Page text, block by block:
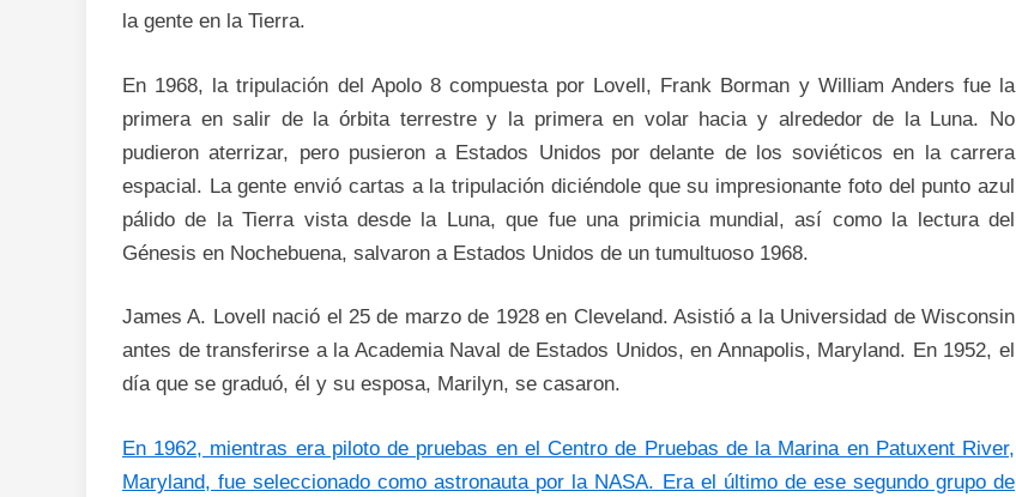
la gente en la Tierra.
En 1968, la tripulación del Apolo 8 compuesta por Lovell, Frank Borman y William Anders fue la
primera en salir de la órbita terrestre y la primera en volar hacia y alrededor de la Luna. No
pudieron aterrizar, pero pusieron a Estados Unidos por delante de los soviéticos en la carrera
espacial. La gente envió cartas a la tripulación diciéndole que su impresionante foto del punto azul
pálido de la Tierra vista desde la Luna, que fue una primicia mundial, así como la lectura del
Génesis en Nochebuena, salvaron a Estados Unidos de un tumultuoso 1968.
James A. Lovell nació el 25 de marzo de 1928 en Cleveland. Asistió a la Universidad de Wisconsin
antes de transferirse a la Academia Naval de Estados Unidos, en Annapolis, Maryland. En 1952, el
día que se graduó, él y su esposa, Marilyn, se casaron.
En 1962, mientras era piloto de pruebas en el Centro de Pruebas de la Marina en Patuxent River,
Maryland, fue seleccionado como astronauta por la NASA. Era el último de ese segundo grupo de